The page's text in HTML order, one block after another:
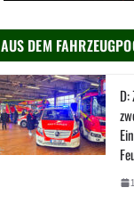
AUS DEM